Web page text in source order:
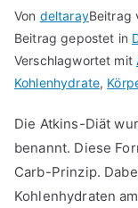
Von deltarayBeitrag
Beitrag gepostet in
Verschlagwortet mit
Kohlenhydrate,
Die Atkins-Diät
benannt. Diese
Carb-Prinzip.
Kohlenhydraten